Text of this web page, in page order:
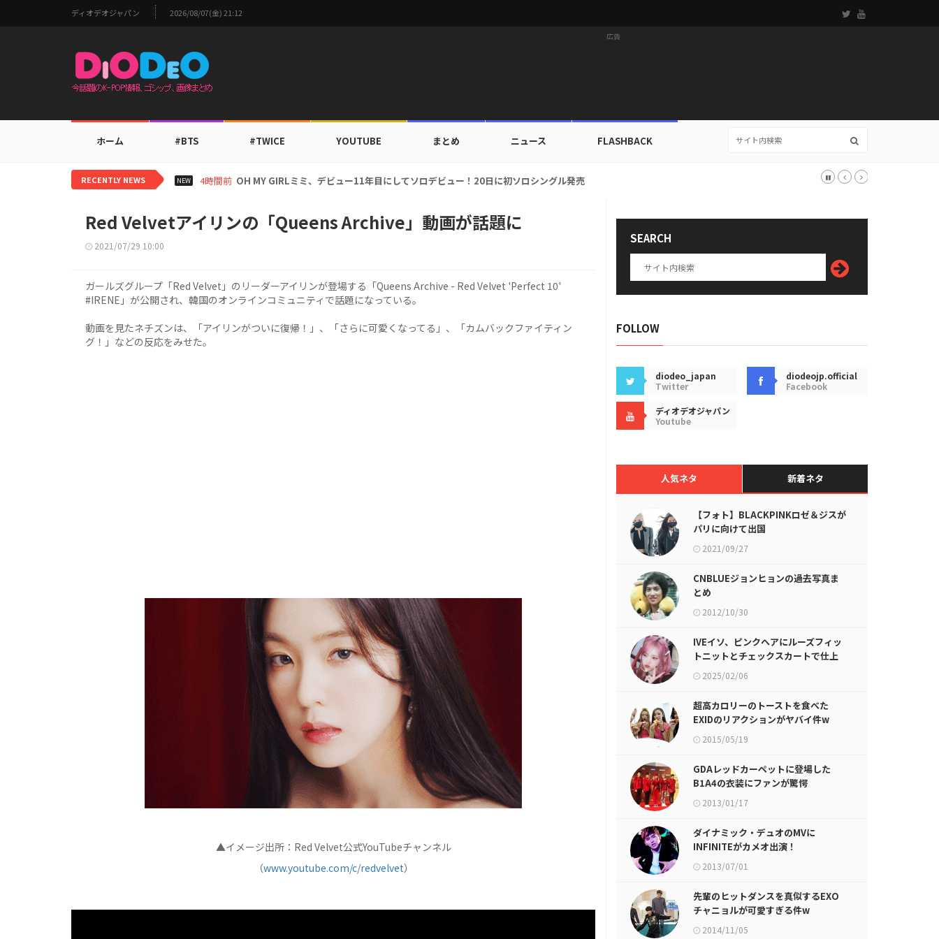
ディオデオジャパン 2026/08/07(金) 21:12
広告
ホーム #BTS #TWICE YOUTUBE まとめ ニュース FLASHBACK
RECENTLY NEWS NEW 6時間前 BTS V、ワールドカップ出入証を公開…証明写真でも完璧なビジュアル！
Red Velvetアイリンの「Queens Archive」動画が話題に
2021/07/29 10:00
ガールズグループ「Red Velvet」のリーダーアイリンが登場する「Queens Archive - Red Velvet 'Perfect 10'
#IRENE」が公開され、韓国のオンラインコミュニティで話題になっている。
動画を見たネチズンは、「アイリンがついに復帰！」、「さらに可愛くなってる」、「カムバックファイティン
グ！」などの反応をみせた。
▲イメージ出所：Red Velvet公式YouTubeチャンネル
（www.youtube.com/c/redvelvet）
SEARCH
FOLLOW
diodeo_japan
Twitter
diodeojp.official
Facebook
ディオデオジャパン
Youtube
人気ネタ 新着ネタ
【フォト】BLACKPINKロゼ＆ジスが
パリに向けて出国
2021/09/27
CNBLUEジョンヒョンの過去写真ま
とめ
2012/10/30
IVEイソ、ピンクヘアにルーズフィッ
トニットとチェックスカートで仕上
げたY2Kスタイル
2025/02/06
超高カロリーのトーストを食べた
EXIDのリアクションがヤバイ件w
2015/05/19
GDAレッドカーペットに登場した
B1A4の衣装にファンが驚愕
2013/01/17
ダイナミック・デュオのMVに
INFINITEがカメオ出演！
2013/07/01
先輩のヒットダンスを真似するEXO
チャニョルが可愛すぎる件w
2014/11/05